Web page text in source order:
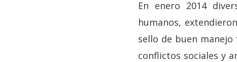
En enero 2014
humanos,
sello de buen
conflictos sociales y